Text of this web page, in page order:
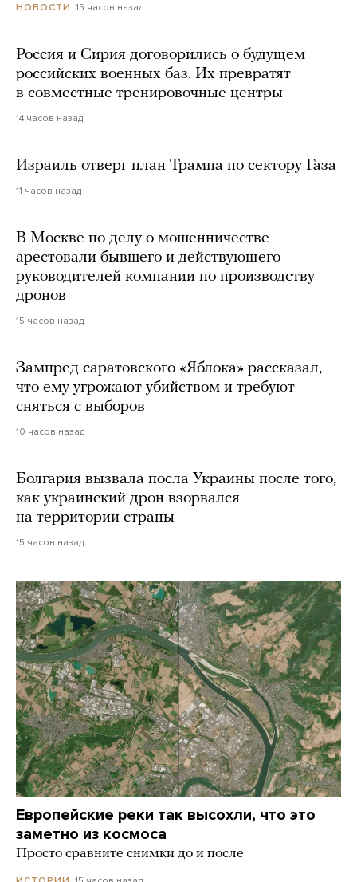
НОВОСТИ 15 часов назад
Россия и Сирия договорились о будущем
российских военных баз. Их превратят
в совместные тренировочные центры
14 часов назад
Израиль отверг план Трампа по сектору Газа
11 часов назад
В Москве по делу о мошенничестве
арестовали бывшего и действующего
руководителей компании по производству
дронов
15 часов назад
Зампред саратовского «Яблока» рассказал,
что ему угрожают убийством и требуют
сняться с выборов
10 часов назад
Болгария вызвала посла Украины после того,
как украинский дрон взорвался
на территории страны
15 часов назад
Европейские реки так высохли, что это
заметно из космоса
Просто сравните снимки до и после